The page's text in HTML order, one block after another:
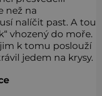
než na
nalíčit past. A tou
vhozený do moře.
k tomu poslouží
jedem na krysy.